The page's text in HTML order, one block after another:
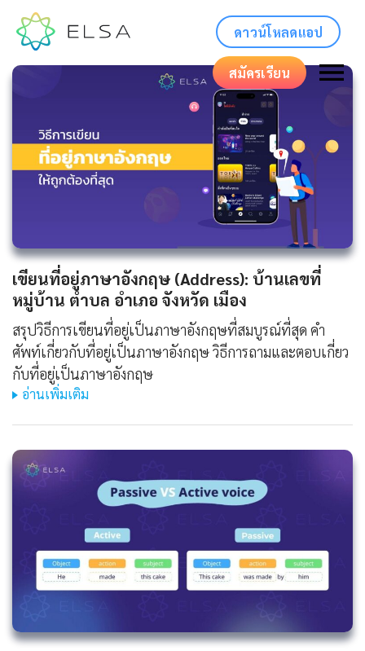
ดาวน์โหลดแอป
สมัครเรียน
เขียนที่อยู่ภาษาอังกฤษ (Address): บ้านเลขที่
หมู่บ้าน ตำบล อำเภอ จังหวัด เมือง
สรุปวิธีการเขียนที่อยู่เป็นภาษาอังกฤษที่สมบูรณ์ที่สุด คำ
ศัพท์เกี่ยวกับที่อยู่เป็นภาษาอังกฤษ วิธีการถามและตอบเกี่ยว
กับที่อยู่เป็นภาษาอังกฤษ
อ่านเพิ่มเติม